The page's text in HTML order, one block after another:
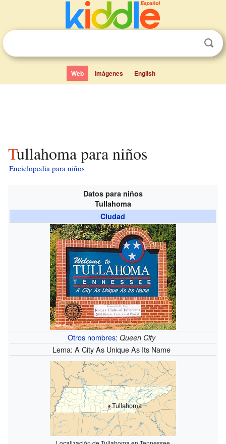
Web Imágenes English
Tullahoma para niños
Enciclopedia para niños
Datos para niños
Tullahoma
Ciudad
Otros nombres: Queen City
Lema: A City As Unique As Its Name
Tullahoma